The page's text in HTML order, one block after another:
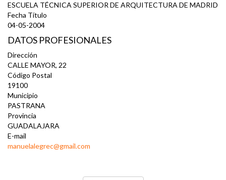
ESCUELA TÉCNICA SUPERIOR DE ARQUITECTURA DE MADRID
Fecha Título
04-05-2004
DATOS PROFESIONALES
Dirección
CALLE MAYOR, 22
Código Postal
19100
Municipio
PASTRANA
Provincia
GUADALAJARA
E-mail
manuelalegrec@gmail.com